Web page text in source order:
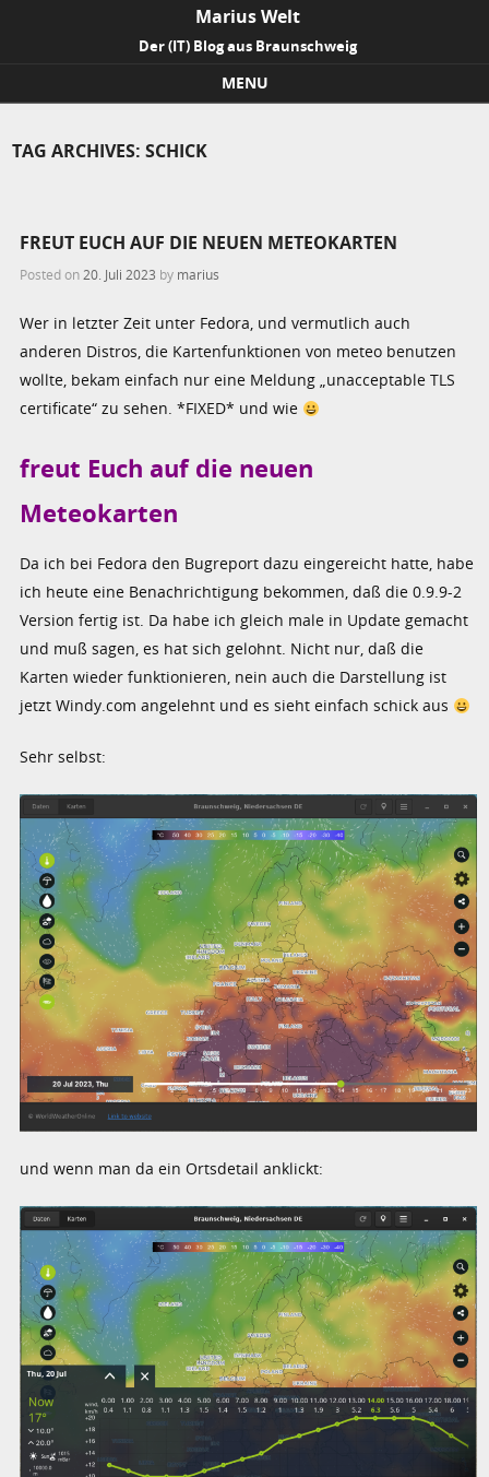
Marius Welt
Der (IT) Blog aus Braunschweig
MENU
TAG ARCHIVES:SCHICK
FREUT EUCH AUF DIE NEUEN METEOKARTEN
Posted on 20. Juli 2023 by marius
Wer in letzter Zeit unter Fedora, und vermutlich auch
anderen Distros, die Kartenfunktionen von meteo benutzen
wollte, bekam einfach nur eine Meldung „unacceptable TLS
certificate“ zu sehen. *FIXED* und wie
freut Euch auf die neuen
Meteokarten
Da ich bei Fedora den Bugreport dazu eingereicht hatte, habe
ich heute eine Benachrichtigung bekommen, daß die 0.9.9-2
Version fertig ist. Da habe ich gleich male in Update gemacht
und muß sagen, es hat sich gelohnt. Nicht nur, daß die
Karten wieder funktionieren, nein auch die Darstellung ist
jetzt Windy.com angelehnt und es sieht einfach schick aus
Sehr selbst:
und wenn man da ein Ortsdetail anklickt: